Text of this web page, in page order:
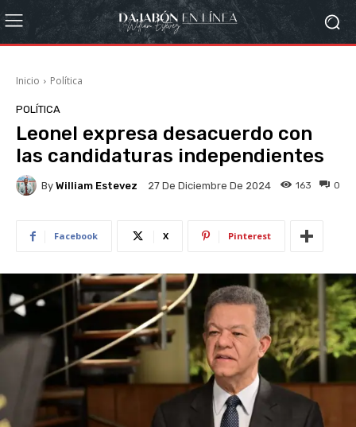
Inicio Política
POLÍTICA
Leonel expresa desacuerdo con
las candidaturas independientes
By William Estevez 27 De Diciembre De 2024 0
163
Facebook X Pinterest